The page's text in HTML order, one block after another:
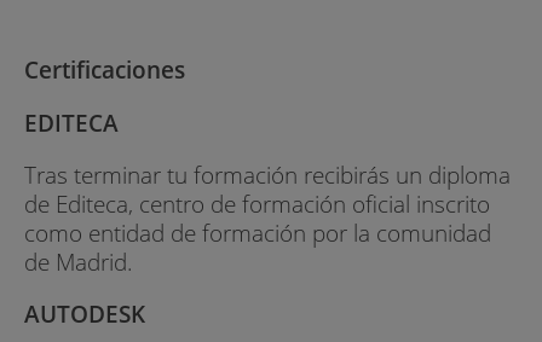
Certificaciones
EDITECA
Tras terminar tu formación recibirás un diploma
de Editeca, centro de formación oficial inscrito
como entidad de formación por la comunidad
de Madrid.
AUTODESK